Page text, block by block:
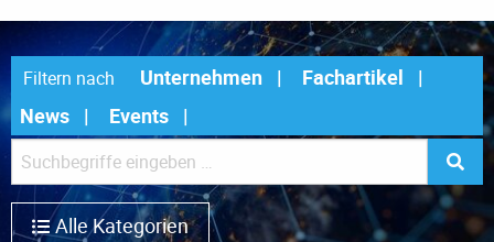
Filtern nach Unternehmen
Fachartikel
News
Events
Alle Kategorien